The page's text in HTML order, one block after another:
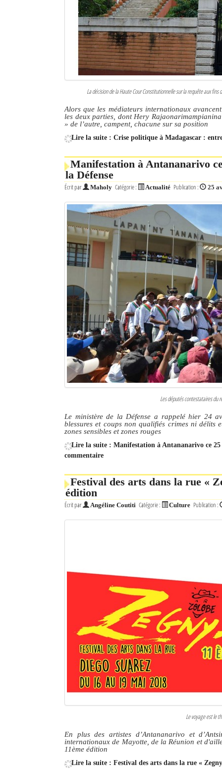
La décision de la Haute Cour Constitutionnelle sur la requête aux
Alors que les médiateurs internationaux
les deux parties, dont Hery
» de l’autre, campent, chacune sur sa position
Lire la suite : Crise politique à Madagascar :
Manifestation à Antananarivo
la Défense
Écrit par Maholy Catégorie : Actualité Publication : 25
Les députés contestataires du
Le ministère de la Défense a rappelé hier 24
blessures et coups non qualifiés crimes ni délits
zones sensibles et zones rouges
Lire la suite : Manifestation à Antananarivo ce
commentaire
Festival des arts dans la rue «
édition
Écrit par Angéline Coutiti Catégorie : Culture Publication :
Le voyage est le
En plus des artistes d’Antananarivo et
internationaux de Mayotte, de la Réunion et
11ème édition
Lire la suite : Festival des arts dans la rue «